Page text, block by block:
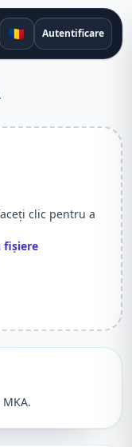
🇷🇴 Autentificare
clic pentru a
fișiere